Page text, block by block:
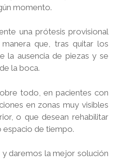
momento.
una prótesis provisional
que, tras quitar los
la ausencia de piezas y se
la boca.
todo, en pacientes con
en zonas muy visibles
o que desean rehabilitar
espacio de tiempo.
y daremos la mejor solución